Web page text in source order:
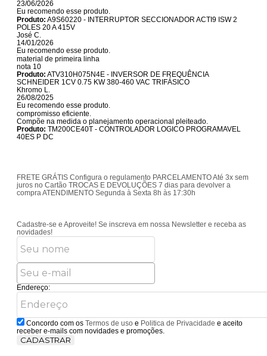
23/06/2026
Eu recomendo esse produto.
Produto: A9S60220 - INTERRUPTOR SECCIONADOR ACTI9 ISW 2
POLES 20 A 415V
José C.
14/01/2026
Eu recomendo esse produto.
material de primeira linha
nota 10
Produto: ATV310H075N4E - INVERSOR DE FREQUÊNCIA
SCHNEIDER 1CV 0.75 KW 380-460 VAC TRIFÁSICO
Khromo L.
26/08/2025
Eu recomendo esse produto.
compromisso eficiente.
Compõe na medida o planejamento operacional pleiteado.
Produto: TM200CE40T - CONTROLADOR LOGICO PROGRAMAVEL
40ES P DC
FRETE GRÁTISConfigura o regulamento PARCELAMENTOAté 3x sem
juros no Cartão TROCAS E DEVOLUÇÕES7 dias para devolver a
compra ATENDIMENTOSegunda à Sexta 8h às 17:30h
Cadastre-se e Aproveite!Se inscreva em nossa Newsletter e receba as
novidades!
Endereço:
Concordo com osTermos de uso e Politica de Privacidade e aceito
receber e-mails com novidades e promoções.
CADASTRAR